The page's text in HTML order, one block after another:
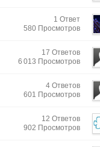
1 Ответ
580 Просмотров
17 Ответов
6 013 Просмотров
4 Ответов
601 Просмотров
12 Ответов
902 Просмотров